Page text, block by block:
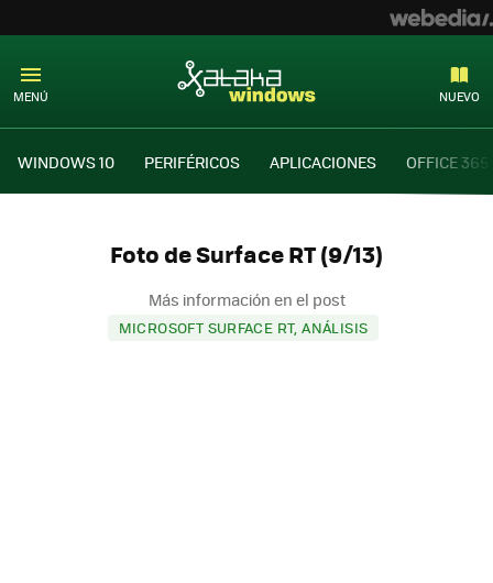
MENÚ NUEVO
WINDOWS 10 PERIFÉRICOS APLICACIONES OFFICE 365
Foto de Surface RT (9/13)
Más información en el post
MICROSOFT SURFACE RT, ANÁLISIS